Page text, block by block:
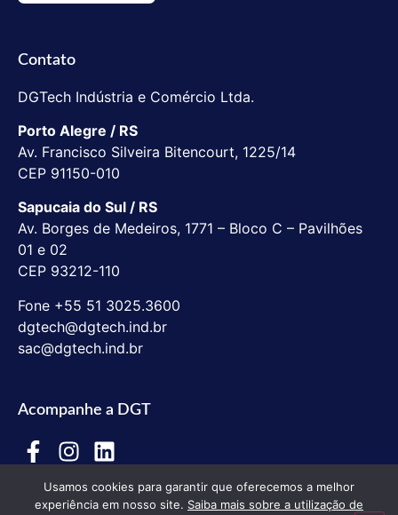
Contato
DGTech Indústria e Comércio Ltda.
Porto Alegre / RS
Av. Francisco Silveira Bitencourt, 1225/14
CEP 91150-010
Sapucaia do Sul / RS
Av. Borges de Medeiros, 1771 – Bloco C – Pavilhões
01 e 02
CEP 93212-110
Fone +55 51 3025.3600
dgtech@dgtech.ind.br
sac@dgtech.ind.br
Acompanhe a DGT
Usamos cookies para garantir que oferecemos a melhor
experiência em nosso site. Saiba mais sobre a utilização de